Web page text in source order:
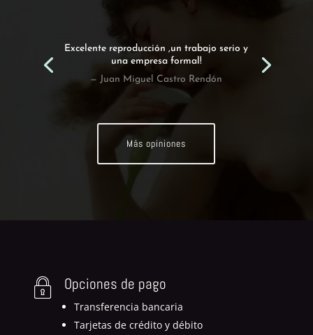
Excelente reproducción ,un trabajo serio y
una empresa formal!
— Juan Miguel Castro Rendón
Más opiniones
Opciones de pago
Transferencia bancaria
Tarjetas de crédito y débito